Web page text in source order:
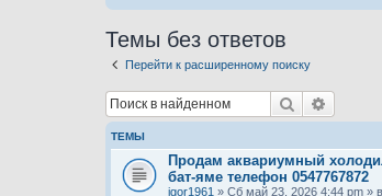
Темы без ответов
Перейти к расширенному поиску
Поиск
ТЕМЫ
Продам аквариумный
бат-яме телефон 0547767872
igor1961 » Сб май 23, 2026 4:44 pm »